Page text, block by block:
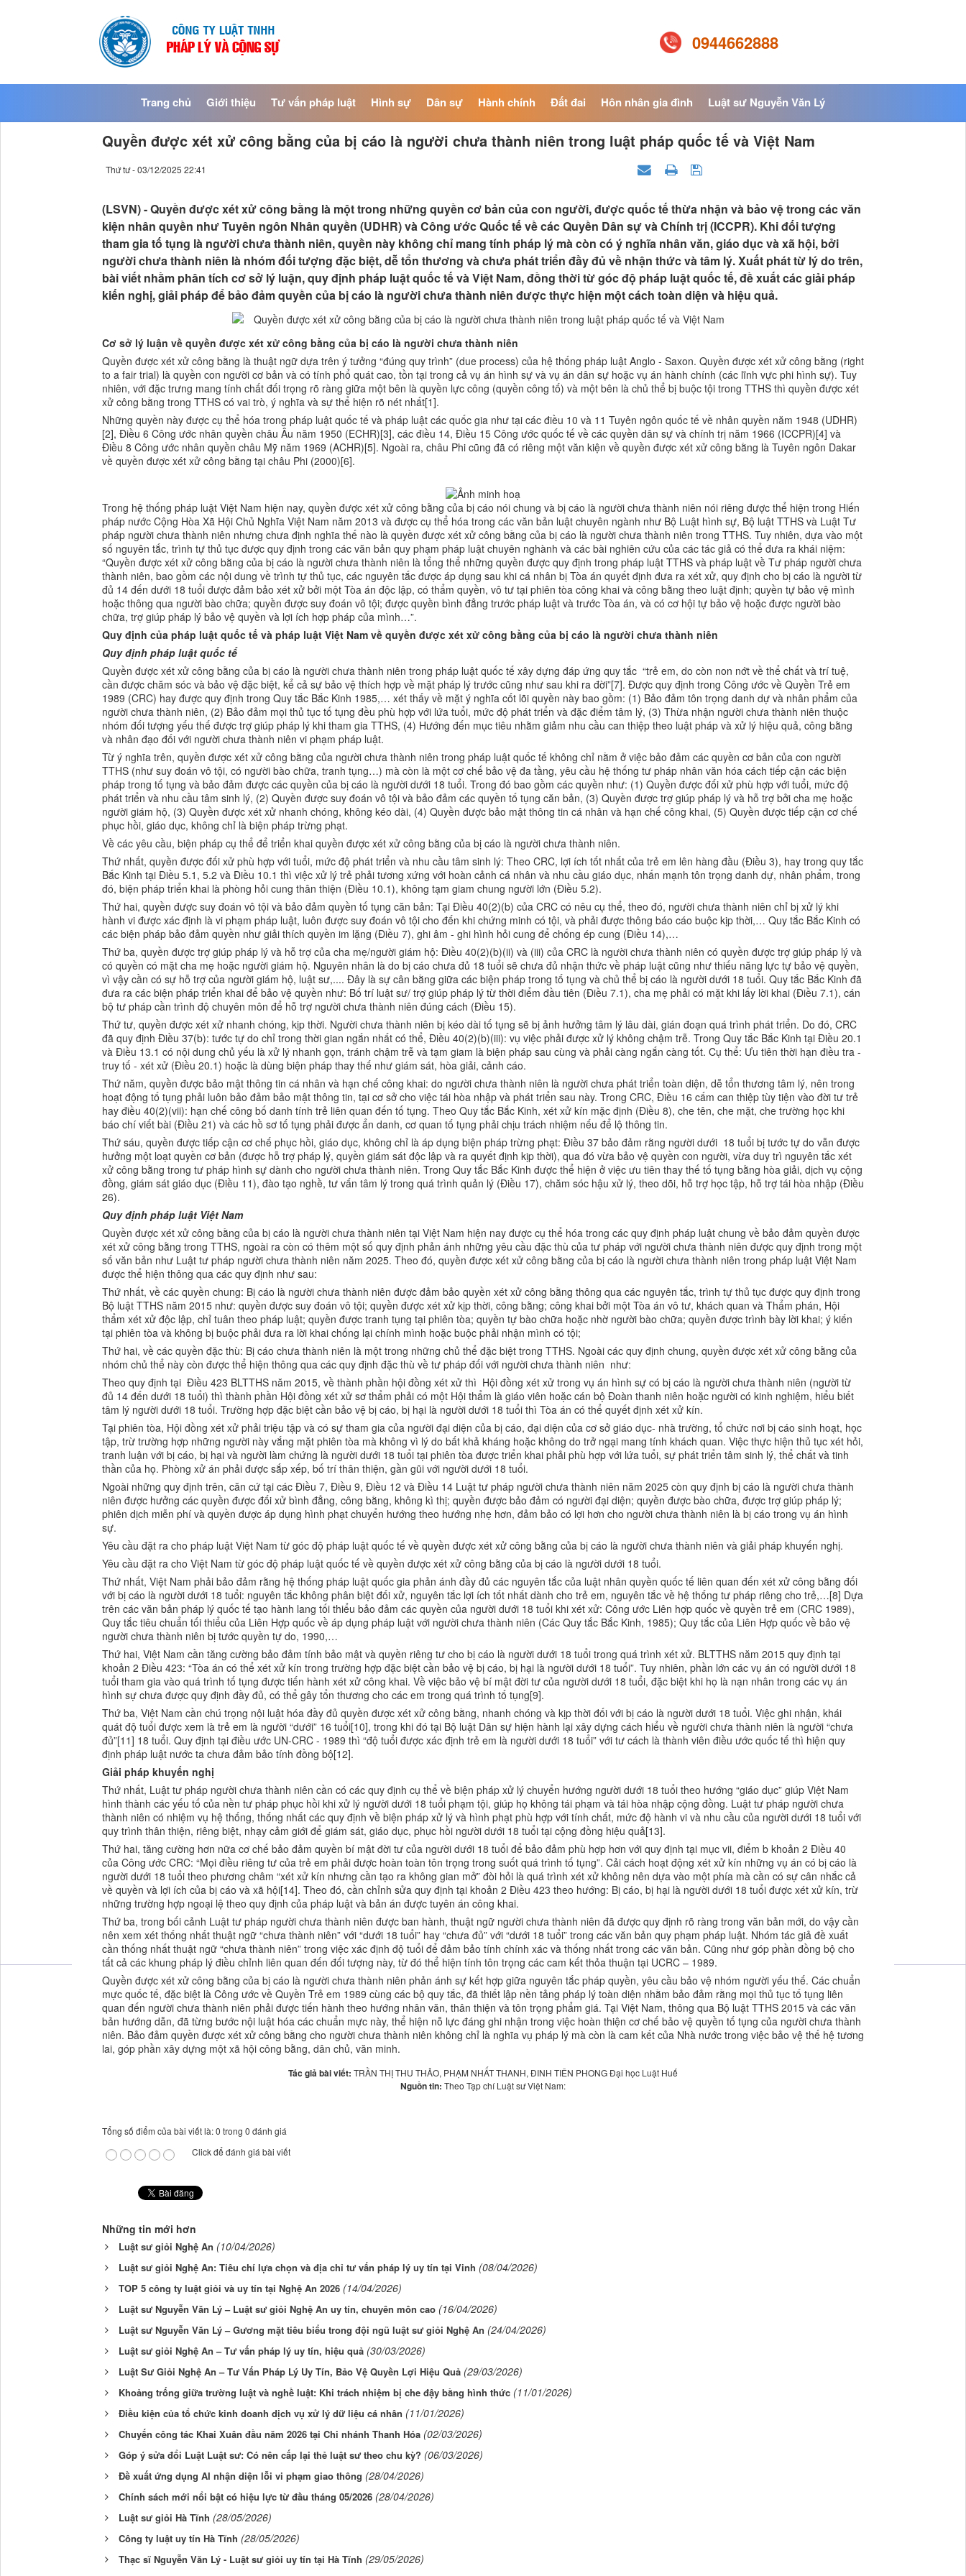
0944662888
Trang chủ Giới thiệu Tư vấn pháp luật Hình sự Dân sự Hành chính Đất đai Hôn nhân gia đình Luật sư Nguyễn Văn Lý
Quyền được xét xử công bằng của bị cáo là người chưa thành niên trong luật pháp quốc tế và Việt Nam
Thứ tư - 03/12/2025 22:41
(LSVN) - Quyền được xét xử công bằng là một trong những quyền cơ bản của con người, được quốc tế thừa nhận và bảo vệ trong các văn
kiện nhân quyền như Tuyên ngôn Nhân quyền (UDHR) và Công ước Quốc tế về các Quyền Dân sự và Chính trị (ICCPR). Khi đối tượng
tham gia tố tụng là người chưa thành niên, quyền này không chỉ mang tính pháp lý mà còn có ý nghĩa nhân văn, giáo dục và xã hội, bởi
người chưa thành niên là nhóm đối tượng đặc biệt, dễ tổn thương và chưa phát triển đầy đủ về nhận thức và tâm lý. Xuất phát từ lý do trên,
bài viết nhằm phân tích cơ sở lý luận, quy định pháp luật quốc tế và Việt Nam, đồng thời từ góc độ pháp luật quốc tế, đề xuất các giải pháp
kiến nghị, giải pháp để bảo đảm quyền của bị cáo là người chưa thành niên được thực hiện một cách toàn diện và hiệu quả.
Cơ sở lý luận về quyền được xét xử công bằng của bị cáo là người chưa thành niên
Quyền được xét xử công bằng là thuật ngữ dựa trên ý tưởng “đúng quy trình” (due process) của hệ thống pháp luật Anglo - Saxon. Quyền được xét xử công bằng (right
to a fair trial) là quyền con người cơ bản và có tính phổ quát cao, tồn tại trong cả vụ án hình sự và vụ án dân sự hoặc vụ án hành chính (các lĩnh vực phi hình sự). Tuy
nhiên, với đặc trưng mang tính chất đối trọng rõ ràng giữa một bên là quyền lực công (quyền công tố) và một bên là chủ thể bị buộc tội trong TTHS thì quyền được xét
xử công bằng trong TTHS có vai trò, ý nghĩa và sự thể hiện rõ nét nhất[1].
Những quyền này được cụ thể hóa trong pháp luật quốc tế và pháp luật các quốc gia như tại các điều 10 và 11 Tuyên ngôn quốc tế về nhân quyền năm 1948 (UDHR)
[2], Điều 6 Công ước nhân quyền châu Âu năm 1950 (ECHR)[3], các điều 14, Điều 15 Công ước quốc tế về các quyền dân sự và chính trị năm 1966 (ICCPR)[4] và
Điều 8 Công ước nhân quyền châu Mỹ năm 1969 (ACHR)[5]. Ngoài ra, châu Phi cũng đã có riêng một văn kiện về quyền được xét xử công bằng là Tuyên ngôn Dakar
về quyền được xét xử công bằng tại châu Phi (2000)[6].
Trong hệ thống pháp luật Việt Nam hiện nay, quyền được xét xử công bằng của bị cáo nói chung và bị cáo là người chưa thành niên nói riêng được thể hiện trong Hiến
pháp nước Cộng Hòa Xã Hội Chủ Nghĩa Việt Nam năm 2013 và được cụ thể hóa trong các văn bản luật chuyên ngành như Bộ Luật hình sự, Bộ luật TTHS và Luật Tư
pháp người chưa thành niên nhưng chưa định nghĩa thế nào là quyền được xét xử công bằng của bị cáo là người chưa thành niên trong TTHS. Tuy nhiên, dựa vào một
số nguyên tắc, trình tự thủ tục được quy định trong các văn bản quy phạm pháp luật chuyên nghành và các bài nghiên cứu của các tác giả có thể đưa ra khái niệm:
“Quyền được xét xử công bằng của bị cáo là người chưa thành niên là tổng thể những quyền được quy định trong pháp luật TTHS và pháp luật về Tư pháp người chưa
thành niên, bao gồm các nội dung về trình tự thủ tục, các nguyên tắc được áp dụng sau khi cá nhân bị Tòa án quyết định đưa ra xét xử, quy định cho bị cáo là người từ
đủ 14 đến dưới 18 tuổi được đảm bảo xét xử bởi một Tòa án độc lập, có thẩm quyền, vô tư tại phiên tòa công khai và công bằng theo luật định; quyền tự bảo vệ mình
hoặc thông qua người bào chữa; quyền được suy đoán vô tội; được quyền bình đẳng trước pháp luật và trước Tòa án, và có cơ hội tự bảo vệ hoặc được người bào
chữa, trợ giúp pháp lý bảo vệ quyền và lợi ích hợp pháp của mình…”.
Quy định của pháp luật quốc tế và pháp luật Việt Nam về quyền được xét xử công bằng của bị cáo là người chưa thành niên
Quy định pháp luật quốc tế
Quyền được xét xử công bằng của bị cáo là người chưa thành niên trong pháp luật quốc tế xây dựng đáp ứng quy tắc “trẻ em, do còn non nớt về thể chất và trí tuệ,
cần được chăm sóc và bảo vệ đặc biệt, kể cả sự bảo vệ thích hợp về mặt pháp lý trước cũng như sau khi ra đời”[7]. Được quy định trong Công ước về Quyền Trẻ em
1989 (CRC) hay được quy định trong Quy tắc Bắc Kinh 1985,… xét thấy về mặt ý nghĩa cốt lõi quyền này bao gồm: (1) Bảo đảm tôn trọng danh dự và nhân phẩm của
người chưa thành niên, (2) Bảo đảm mọi thủ tục tố tụng đều phù hợp với lứa tuổi, mức độ phát triển và đặc điểm tâm lý, (3) Thừa nhận người chưa thành niên thuộc
nhóm đối tượng yếu thế được trợ giúp pháp lý khi tham gia TTHS, (4) Hướng đến mục tiêu nhằm giảm nhu cầu can thiệp theo luật pháp và xử lý hiệu quả, công bằng
và nhân đạo đối với người chưa thành niên vi phạm pháp luật.
Từ ý nghĩa trên, quyền được xét xử công bằng của người chưa thành niên trong pháp luật quốc tế không chỉ nằm ở việc bảo đảm các quyền cơ bản của con người
TTHS (như suy đoán vô tội, có người bào chữa, tranh tụng…) mà còn là một cơ chế bảo vệ đa tầng, yêu cầu hệ thống tư pháp nhân văn hóa cách tiếp cận các biện
pháp trong tố tụng và bảo đảm được các quyền của bị cáo là người dưới 18 tuổi. Trong đó bao gồm các quyền như: (1) Quyền được đối xử phù hợp với tuổi, mức độ
phát triển và nhu cầu tâm sinh lý, (2) Quyền được suy đoán vô tội và bảo đảm các quyền tố tụng căn bản, (3) Quyền được trợ giúp pháp lý và hỗ trợ bởi cha mẹ hoặc
người giám hộ, (3) Quyền được xét xử nhanh chóng, không kéo dài, (4) Quyền được bảo mật thông tin cá nhân và hạn chế công khai, (5) Quyền được tiếp cận cơ chế
phục hồi, giáo dục, không chỉ là biện pháp trừng phạt.
Về các yêu cầu, biện pháp cụ thể để triển khai quyền được xét xử công bằng của bị cáo là người chưa thành niên.
Thứ nhất, quyền được đối xử phù hợp với tuổi, mức độ phát triển và nhu cầu tâm sinh lý: Theo CRC, lợi ích tốt nhất của trẻ em lên hàng đầu (Điều 3), hay trong quy tắc
Bắc Kinh tại Điều 5.1, 5.2 và Điều 10.1 thì việc xử lý trẻ phải tương xứng với hoàn cảnh cá nhân và nhu cầu giáo dục, nhấn mạnh tôn trọng danh dự, nhân phẩm, trong
đó, biện pháp triển khai là phòng hỏi cung thân thiện (Điều 10.1), không tạm giam chung người lớn (Điều 5.2).
Thứ hai, quyền được suy đoán vô tội và bảo đảm quyền tố tụng căn bản: Tại Điều 40(2)(b) của CRC có nêu cụ thể, theo đó, người chưa thành niên chỉ bị xử lý khi
hành vi được xác định là vi phạm pháp luật, luôn được suy đoán vô tội cho đến khi chứng minh có tội, và phải được thông báo cáo buộc kịp thời,… Quy tắc Bắc Kinh có
các biện pháp bảo đảm quyền như giải thích quyền im lặng (Điều 7), ghi âm - ghi hình hỏi cung để chống ép cung (Điều 14),…
Thứ ba, quyền được trợ giúp pháp lý và hỗ trợ của cha mẹ/người giám hộ: Điều 40(2)(b)(ii) và (iii) của CRC là người chưa thành niên có quyền được trợ giúp pháp lý và
có quyền có mặt cha mẹ hoặc người giám hộ. Nguyên nhân là do bị cáo chưa đủ 18 tuổi sẽ chưa đủ nhận thức về pháp luật cũng như thiếu năng lực tự bảo vệ quyền,
vì vậy cần có sự hỗ trợ của người giám hộ, luật sư,.... Đây là sự cân bằng giữa các biện pháp trong tố tụng và chủ thể bị cáo là người dưới 18 tuổi. Quy tắc Bắc Kinh đã
đưa ra các biện pháp triển khai để bảo vệ quyền như: Bố trí luật sư/ trợ giúp pháp lý từ thời điểm đầu tiên (Điều 7.1), cha mẹ phải có mặt khi lấy lời khai (Điều 7.1), cán
bộ tư pháp cần trình độ chuyên môn để hỗ trợ người chưa thành niên đúng cách (Điều 15).
Thứ tư, quyền được xét xử nhanh chóng, kịp thời. Người chưa thành niên bị kéo dài tố tụng sẽ bị ảnh hưởng tâm lý lâu dài, gián đoạn quá trình phát triển. Do đó, CRC
đã quy định Điều 37(b): tước tự do chỉ trong thời gian ngắn nhất có thể, Điều 40(2)(b)(iii): vụ việc phải được xử lý không chậm trễ. Trong Quy tắc Bắc Kinh tại Điều 20.1
và Điều 13.1 có nội dung chủ yếu là xử lý nhanh gọn, tránh chậm trễ và tạm giam là biện pháp sau cùng và phải càng ngắn càng tốt. Cụ thể: Ưu tiên thời hạn điều tra -
truy tố - xét xử (Điều 20.1) hoặc là dùng biện pháp thay thế như giám sát, hòa giải, cảnh cáo.
Thứ năm, quyền được bảo mật thông tin cá nhân và hạn chế công khai: do người chưa thành niên là người chưa phát triển toàn diện, dễ tổn thương tâm lý, nên trong
hoạt động tố tụng phải luôn bảo đảm bảo mật thông tin, tại cơ sở cho việc tái hòa nhập và phát triển sau này. Trong CRC, Điều 16 cấm can thiệp tùy tiện vào đời tư trẻ
hay điều 40(2)(vii): hạn chế công bố danh tính trẻ liên quan đến tố tụng. Theo Quy tắc Bắc Kinh, xét xử kín mặc định (Điều 8), che tên, che mặt, che trường học khi
báo chí viết bài (Điều 21) và các hồ sơ tố tụng phải được ẩn danh, cơ quan tố tụng phải chịu trách nhiệm nếu để lộ thông tin.
Thứ sáu, quyền được tiếp cận cơ chế phục hồi, giáo dục, không chỉ là áp dụng biện pháp trừng phạt: Điều 37 bảo đảm rằng người dưới 18 tuổi bị tước tự do vẫn được
hưởng một loạt quyền cơ bản (được hỗ trợ pháp lý, quyền giám sát độc lập và ra quyết định kịp thời), qua đó vừa bảo vệ quyền con người, vừa duy trì nguyên tắc xét
xử công bằng trong tư pháp hình sự dành cho người chưa thành niên. Trong Quy tắc Bắc Kinh được thể hiện ở việc ưu tiên thay thế tố tụng bằng hòa giải, dịch vụ cộng
đồng, giám sát giáo dục (Điều 11), đào tạo nghề, tư vấn tâm lý trong quá trình quản lý (Điều 17), chăm sóc hậu xử lý, theo dõi, hỗ trợ học tập, hỗ trợ tái hòa nhập (Điều
26).
Quy định pháp luật Việt Nam
Quyền được xét xử công bằng của bị cáo là người chưa thành niên tại Việt Nam hiện nay được cụ thể hóa trong các quy định pháp luật chung về bảo đảm quyền được
xét xử công bằng trong TTHS, ngoài ra còn có thêm một số quy định phản ánh những yêu cầu đặc thù của tư pháp với người chưa thành niên được quy định trong một
số văn bản như Luật tư pháp người chưa thành niên năm 2025. Theo đó, quyền được xét xử công bằng của bị cáo là người chưa thành niên trong pháp luật Việt Nam
được thể hiện thông qua các quy định như sau:
Thứ nhất, về các quyền chung: Bị cáo là người chưa thành niên được đảm bảo quyền xét xử công bằng thông qua các nguyên tắc, trình tự thủ tục được quy định trong
Bộ luật TTHS năm 2015 như: quyền được suy đoán vô tội; quyền được xét xử kịp thời, công bằng; công khai bởi một Tòa án vô tư, khách quan và Thẩm phán, Hội
thẩm xét xử độc lập, chỉ tuân theo pháp luật; quyền được tranh tụng tại phiên tòa; quyền tự bào chữa hoặc nhờ người bào chữa; quyền được trình bày lời khai; ý kiến
tại phiên tòa và không bị buộc phải đưa ra lời khai chống lại chính mình hoặc buộc phải nhận mình có tội;
Thứ hai, về các quyền đặc thù: Bị cáo chưa thành niên là một trong những chủ thể đặc biệt trong TTHS. Ngoài các quy định chung, quyền được xét xử công bằng của
nhóm chủ thể này còn được thể hiện thông qua các quy định đặc thù về tư pháp đối với người chưa thành niên như:
Theo quy định tại Điều 423 BLTTHS năm 2015, về thành phần hội đồng xét xử thì Hội đồng xét xử trong vụ án hình sự có bị cáo là người chưa thành niên (người từ
đủ 14 đến dưới 18 tuổi) thì thành phần Hội đồng xét xử sơ thẩm phải có một Hội thẩm là giáo viên hoặc cán bộ Đoàn thanh niên hoặc người có kinh nghiệm, hiểu biết
tâm lý người dưới 18 tuổi. Trường hợp đặc biệt cần bảo vệ bị cáo, bị hại là người dưới 18 tuổi thì Tòa án có thể quyết định xét xử kín.
Tại phiên tòa, Hội đồng xét xử phải triệu tập và có sự tham gia của người đại diện của bị cáo, đại diện của cơ sở giáo dục- nhà trường, tổ chức nơi bị cáo sinh hoạt, học
tập, trừ trường hợp những người này vắng mặt phiên tòa mà không vì lý do bất khả kháng hoặc không do trở ngại mang tính khách quan. Việc thực hiện thủ tục xét hỏi,
tranh luận với bị cáo, bị hại và người làm chứng là người dưới 18 tuổi tại phiên tòa được triển khai phải phù hợp với lứa tuổi, sự phát triển tâm sinh lý, thể chất và tinh
thần của họ. Phòng xử án phải được sắp xếp, bố trí thân thiện, gần gũi với người dưới 18 tuổi.
Ngoài những quy định trên, căn cứ tại các Điều 7, Điều 9, Điều 12 và Điều 14 Luật tư pháp người chưa thành niên năm 2025 còn quy định bị cáo là người chưa thành
niên được hưởng các quyền được đối xử bình đẳng, công bằng, không kì thị; quyền được bảo đảm có người đại diện; quyền được bào chữa, được trợ giúp pháp lý;
phiên dịch miễn phí và quyền được áp dụng hình phạt chuyển hướng theo hướng nhẹ hơn, đảm bảo có lợi hơn cho người chưa thành niên là bị cáo trong vụ án hình
sự.
Yêu cầu đặt ra cho pháp luật Việt Nam từ góc độ pháp luật quốc tế về quyền được xét xử công bằng của bị cáo là người chưa thành niên và giải pháp khuyến nghị.
Yêu cầu đặt ra cho Việt Nam từ góc độ pháp luật quốc tế về quyền được xét xử công bằng của bị cáo là người dưới 18 tuổi.
Thứ nhất, Việt Nam phải bảo đảm rằng hệ thống pháp luật quốc gia phản ánh đầy đủ các nguyên tắc của luật nhân quyền quốc tế liên quan đến xét xử công bằng đối
với bị cáo là người dưới 18 tuổi: nguyên tắc không phân biệt đối xử, nguyên tắc lợi ích tốt nhất dành cho trẻ em, nguyên tắc về hệ thống tư pháp riêng cho trẻ,…[8] Dựa
trên các văn bản pháp lý quốc tế tạo hành lang tối thiểu bảo đảm các quyền của người dưới 18 tuổi khi xét xử: Công ước Liên hợp quốc về quyền trẻ em (CRC 1989),
Quy tắc tiêu chuẩn tối thiểu của Liên Hợp quốc về áp dụng pháp luật với người chưa thành niên (Các Quy tắc Bắc Kinh, 1985); Quy tắc của Liên Hợp quốc về bảo vệ
người chưa thành niên bị tước quyền tự do, 1990,…
Thứ hai, Việt Nam cần tăng cường bảo đảm tính bảo mật và quyền riêng tư cho bị cáo là người dưới 18 tuổi trong quá trình xét xử. BLTTHS năm 2015 quy định tại
khoản 2 Điều 423: “Tòa án có thể xét xử kín trong trường hợp đặc biệt cần bảo vệ bị cáo, bị hại là người dưới 18 tuổi”. Tuy nhiên, phần lớn các vụ án có người dưới 18
tuổi tham gia vào quá trình tố tụng được tiến hành xét xử công khai. Về việc bảo vệ bí mật đời tư của người dưới 18 tuổi, đặc biệt khi họ là nạn nhân trong các vụ án
hình sự chưa được quy định đầy đủ, có thể gây tổn thương cho các em trong quá trình tố tụng[9].
Thứ ba, Việt Nam cần chú trọng nội luật hóa đầy đủ quyền được xét xử công bằng, nhanh chóng và kịp thời đối với bị cáo là người dưới 18 tuổi. Việc ghi nhận, khái
quát độ tuổi được xem là trẻ em là người “dưới” 16 tuổi[10], trong khi đó tại Bộ luật Dân sự hiện hành lại xây dựng cách hiểu về người chưa thành niên là người “chưa
đủ”[11] 18 tuổi. Quy định tại điều ước UN-CRC - 1989 thì “độ tuổi được xác định trẻ em là người dưới 18 tuổi” với tư cách là thành viên điều ước quốc tế thì hiện quy
định pháp luật nước ta chưa đảm bảo tính đồng bộ[12].
Giải pháp khuyến nghị
Thứ nhất, Luật tư pháp người chưa thành niên cần có các quy định cụ thể về biện pháp xử lý chuyển hướng người dưới 18 tuổi theo hướng “giáo dục” giúp Việt Nam
hình thành các yếu tố của nền tư pháp phục hồi khi xử lý người dưới 18 tuổi phạm tội, giúp họ không tái phạm và tái hòa nhập cộng đồng. Luật tư pháp người chưa
thành niên có nhiệm vụ hệ thống, thống nhất các quy định về biện pháp xử lý và hình phạt phù hợp với tính chất, mức độ hành vi và nhu cầu của người dưới 18 tuổi với
quy trình thân thiện, riêng biệt, nhạy cảm giới để giám sát, giáo dục, phục hồi người dưới 18 tuổi tại cộng đồng hiệu quả[13].
Thứ hai, tăng cường hơn nữa cơ chế bảo đảm quyền bí mật đời tư của người dưới 18 tuổi để bảo đảm phù hợp hơn với quy định tại mục vii, điểm b khoản 2 Điều 40
của Công ước CRC: “Mọi điều riêng tư của trẻ em phải được hoàn toàn tôn trọng trong suốt quá trình tố tụng”. Cải cách hoạt động xét xử kín những vụ án có bị cáo là
người dưới 18 tuổi theo phương châm “xét xử kín nhưng cần tạo ra không gian mở” đòi hỏi là quá trình xét xử không nên dựa vào một phía mà cần có sự cân nhắc cả
về quyền và lợi ích của bị cáo và xã hội[14]. Theo đó, cần chỉnh sửa quy định tại khoản 2 Điều 423 theo hướng: Bị cáo, bị hại là người dưới 18 tuổi được xét xử kín, trừ
những trường hợp ngoại lệ theo quy định của pháp luật và bản án được tuyên án công khai.
Thứ ba, trong bối cảnh Luật tư pháp người chưa thành niên được ban hành, thuật ngữ người chưa thành niên đã được quy định rõ ràng trong văn bản mới, do vậy cần
nên xem xét thống nhất thuật ngữ “chưa thành niên” với “dưới 18 tuổi” hay “chưa đủ” với “dưới 18 tuổi” trong các văn bản quy phạm pháp luật. Nhóm tác giả đề xuất
cần thống nhất thuật ngữ “chưa thành niên” trong việc xác định độ tuổi để đảm bảo tính chính xác và thống nhất trong các văn bản. Cũng như góp phần đồng bộ cho
tất cả các khung pháp lý điều chỉnh liên quan đến đối tượng này, từ đó thể hiện tính tôn trọng các cam kết thỏa thuận tại UCRC – 1989.
Quyền được xét xử công bằng của bị cáo là người chưa thành niên phản ánh sự kết hợp giữa nguyên tắc pháp quyền, yêu cầu bảo vệ nhóm người yếu thế. Các chuẩn
mực quốc tế, đặc biệt là Công ước về Quyền Trẻ em 1989 cùng các bộ quy tắc, đã thiết lập nền tảng pháp lý toàn diện nhằm bảo đảm rằng mọi thủ tục tố tụng liên
quan đến người chưa thành niên phải được tiến hành theo hướng nhân văn, thân thiện và tôn trọng phẩm giá. Tại Việt Nam, thông qua Bộ luật TTHS 2015 và các văn
bản hướng dẫn, đã từng bước nội luật hóa các chuẩn mực này, thể hiện nỗ lực đáng ghi nhận trong việc hoàn thiện cơ chế bảo vệ quyền tố tụng của người chưa thành
niên. Bảo đảm quyền được xét xử công bằng cho người chưa thành niên không chỉ là nghĩa vụ pháp lý mà còn là cam kết của Nhà nước trong việc bảo vệ thế hệ tương
lai, góp phần xây dựng một xã hội công bằng, dân chủ, văn minh.
Tác giả bài viết: TRẦN THỊ THU THẢO, PHẠM NHẤT THANH, ĐINH TIÊN PHONG Đại học Luật Huế
Nguồn tin: Theo Tạp chí Luật sư Việt Nam:
Tổng số điểm của bài viết là: 0 trong 0 đánh giá
Click để đánh giá bài viết
Những tin mới hơn
Luật sư giỏi Nghệ An (10/04/2026)
Luật sư giỏi Nghệ An: Tiêu chí lựa chọn và địa chỉ tư vấn pháp lý uy tín tại Vinh (08/04/2026)
TOP 5 công ty luật giỏi và uy tín tại Nghệ An 2026 (14/04/2026)
Luật sư Nguyễn Văn Lý – Luật sư giỏi Nghệ An uy tín, chuyên môn cao (16/04/2026)
Luật sư Nguyễn Văn Lý – Gương mặt tiêu biểu trong đội ngũ luật sư giỏi Nghệ An (24/04/2026)
Luật sư giỏi Nghệ An – Tư vấn pháp lý uy tín, hiệu quả (30/03/2026)
Luật Sư Giỏi Nghệ An – Tư Vấn Pháp Lý Uy Tín, Bảo Vệ Quyền Lợi Hiệu Quả (29/03/2026)
Khoảng trống giữa trường luật và nghề luật: Khi trách nhiệm bị che đậy bằng hình thức (11/01/2026)
Điều kiện của tổ chức kinh doanh dịch vụ xử lý dữ liệu cá nhân (11/01/2026)
Chuyến công tác Khai Xuân đầu năm 2026 tại Chi nhánh Thanh Hóa (02/03/2026)
Góp ý sửa đổi Luật Luật sư: Có nên cấp lại thẻ luật sư theo chu kỳ? (06/03/2026)
Đề xuất ứng dụng AI nhận diện lỗi vi phạm giao thông (28/04/2026)
Chính sách mới nổi bật có hiệu lực từ đầu tháng 05/2026 (28/04/2026)
Luật sư giỏi Hà Tĩnh (28/05/2026)
Công ty luật uy tín Hà Tĩnh (28/05/2026)
Thạc sĩ Nguyễn Văn Lý - Luật sư giỏi uy tín tại Hà Tĩnh (29/05/2026)